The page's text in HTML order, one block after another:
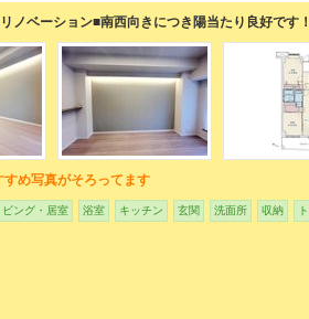
ノベーション■南西向きにつき陽当たり良好です
すめ写真がそろってます
ビング・居室 浴室 キッチン 玄関 洗面所 収納